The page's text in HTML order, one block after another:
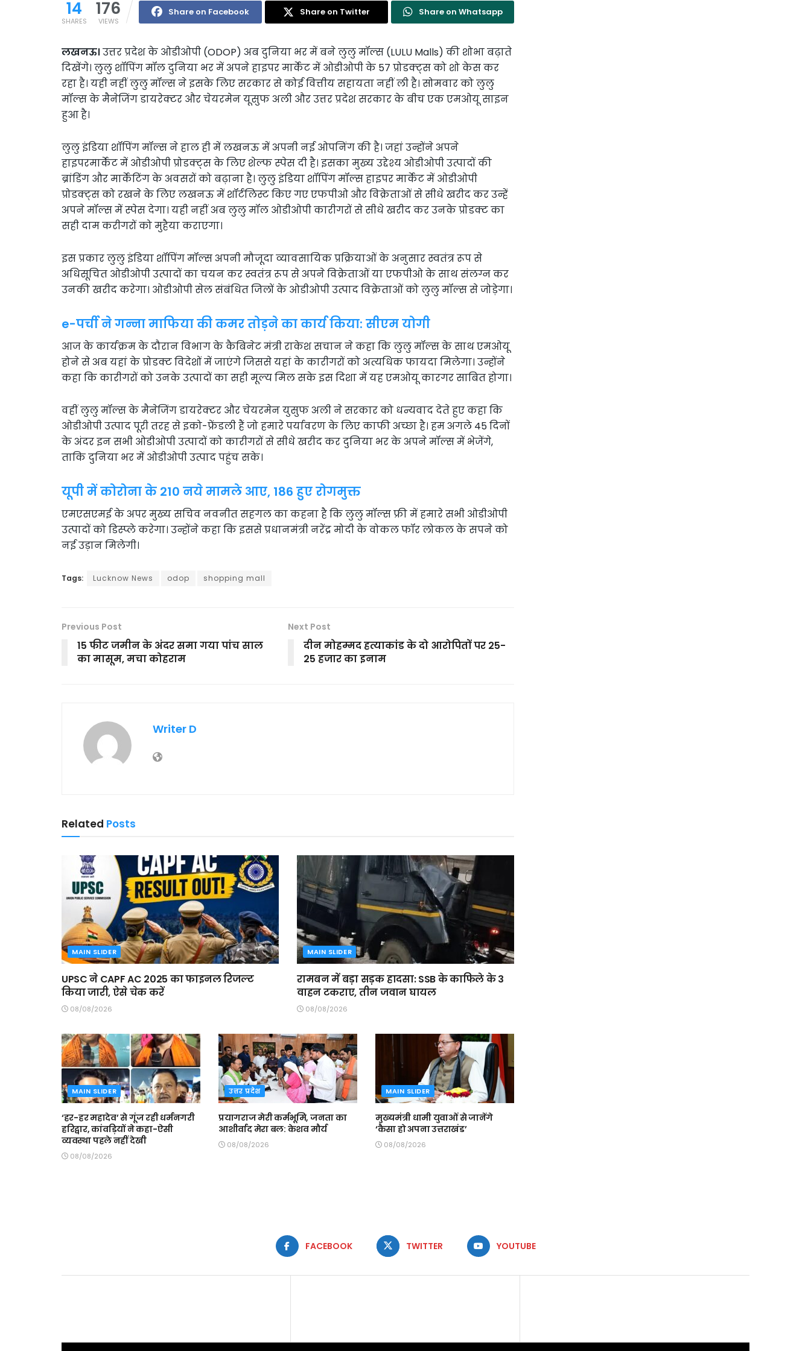
14
SHARES
176
VIEWS
Share on Facebook Share on Twitter Share on Whatsapp
लखनऊ। उत्तर प्रदेश के ओडीओपी (ODOP) अब दुनिया भर में बने लुलु मॉल्स (LULU Malls) की शोभा बढ़ाते
दिखेंगे। लुलु शॉपिंग मॉल दुनिया भर में अपने हाइपर मार्केट में ओडीओपी के 57 प्रोडक्ट्स को शो केस कर
रहा है। यही नहीं लुलु मॉल्स ने इसके लिए सरकार से कोई वित्तीय सहायता नहीं ली है। सोमवार को लुलु
मॉल्स के मैनेजिंग डायरेक्टर और चेयरमेन यूसुफ अली और उत्तर प्रदेश सरकार के बीच एक एमओयू साइन
हुआ है।
लुलु इंडिया शॉपिंग मॉल्स ने हाल ही में लखनऊ में अपनी नई ओपनिंग की है। जहां उन्होंने अपने
हाइपरमार्केट में ओडीओपी प्रोडक्ट्स के लिए शेल्फ स्पेस दी है। इसका मुख्य उद्देश्य ओडीओपी उत्पादों की
ब्रांडिंग और मार्केटिंग के अवसरों को बढ़ाना है। लुलु इंडिया शॉपिंग मॉल्स हाइपर मार्केट में ओडीओपी
प्रोडक्ट्स को रखने के लिए लखनऊ में शॉर्टलिस्ट किए गए एफपीओ और विक्रेताओं से सीधे खरीद कर उन्हें
अपने मॉल्स में स्पेस देगा। यही नहीं अब लुलु मॉल ओडीओपी कारीगरों से सीधे खरीद कर उनके प्रोडक्ट का
सही दाम करीगरों को मुहैया कराएगा।
इस प्रकार लुलु इंडिया शॉपिंग मॉल्स अपनी मौजूदा व्यावसायिक प्रक्रियाओं के अनुसार स्वतंत्र रूप से
अधिसूचित ओडीओपी उत्पादों का चयन कर स्वतंत्र रूप से अपने विक्रेताओं या एफपीओ के साथ संलग्न कर
उनकी खरीद करेगा। ओडीओपी सेल संबंधित जिलों के ओडीओपी उत्पाद विक्रेताओं को लुलु मॉल्स से जोड़ेगा।
e-पर्ची ने गन्ना माफिया की कमर तोड़ने का कार्य किया: सीएम योगी
आज के कार्यक्रम के दौरान विभाग के कैबिनेट मंत्री राकेश सचान ने कहा कि लुलु मॉल्स के साथ एमओयू
होने से अब यहां के प्रोडक्ट विदेशों में जाएंगे जिससे यहां के कारीगरों को अत्यधिक फायदा मिलेगा। उन्होंने
कहा कि कारीगरों को उनके उत्पादों का सही मूल्य मिल सके इस दिशा में यह एमओयू कारगर साबित होगा।
वहीं लुलु मॉल्स के मैनेजिंग डायरेक्टर और चेयरमेन युसुफ अली ने सरकार को धन्यवाद देते हुए कहा कि
ओडीओपी उत्पाद पूरी तरह से इको-फ्रेंडली हैं जो हमारे पर्यावरण के लिए काफी अच्छा है। हम अगले 45 दिनों
के अंदर इन सभी ओडीओपी उत्पादों को कारीगरों से सीधे खरीद कर दुनिया भर के अपने मॉल्स में भेजेंगे,
ताकि दुनिया भर में ओडीओपी उत्पाद पहुंच सके।
यूपी में कोरोना के 210 नये मामले आए, 186 हुए रोगमुक्त
एमएसएमई के अपर मुख्य सचिव नवनीत सहगल का कहना है कि लुलु मॉल्स फ्री में हमारे सभी ओडीओपी
उत्पादों को डिस्प्ले करेगा। उन्होंने कहा कि इससे प्रधानमंत्री नरेंद्र मोदी के वोकल फॉर लोकल के सपने को
नई उड़ान मिलेगी।
Tags: Lucknow News odop shopping mall
Previous Post
15 फीट जमीन के अंदर समा गया पांच साल
का मासूम, मचा कोहराम
Next Post
दीन मोहम्मद हत्याकांड के दो आरोपितों पर 25-
25 हजार का इनाम
Writer D
Related Posts
MAIN SLIDER
UPSC ने CAPF AC 2025 का फाइनल रिजल्ट
किया जारी, ऐसे चेक करें
08/08/2026
MAIN SLIDER
रामबन में बड़ा सड़क हादसा: SSB के काफिले के 3
वाहन टकराए, तीन जवान घायल
08/08/2026
MAIN SLIDER
‘हर-हर महादेव’ से गूंज रही धर्मनगरी
हरिद्वार, कांवड़ियों ने कहा-ऐसी
व्यवस्था पहले नहीं देखी
08/08/2026
उत्तर प्रदेश
प्रयागराज मेरी कर्मभूमि, जनता का
आशीर्वाद मेरा बल: केशव मौर्य
08/08/2026
MAIN SLIDER
मुख्यमंत्री धामी युवाओं से जानेंगे
‘कैसा हो अपना उत्तराखंड’
08/08/2026
FACEBOOK TWITTER YOUTUBE